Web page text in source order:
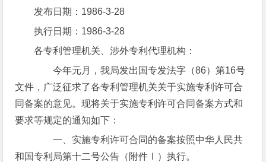
发布日期：1986-3-28
执行日期：1986-3-28
各专利管理机关、涉外专利代理机构：
今年元月，我局发出国专发法字（86）第16号
文件，广泛征求了各专利管理机关关于实施专利许可合
同备案的意见。现将关于实施专利许可合同备案方式和
要求等规定的通知如下：
一、实施专利许可合同的备案按照中华人民共
和国专利局第十二号公告（附件Ⅰ）执行。